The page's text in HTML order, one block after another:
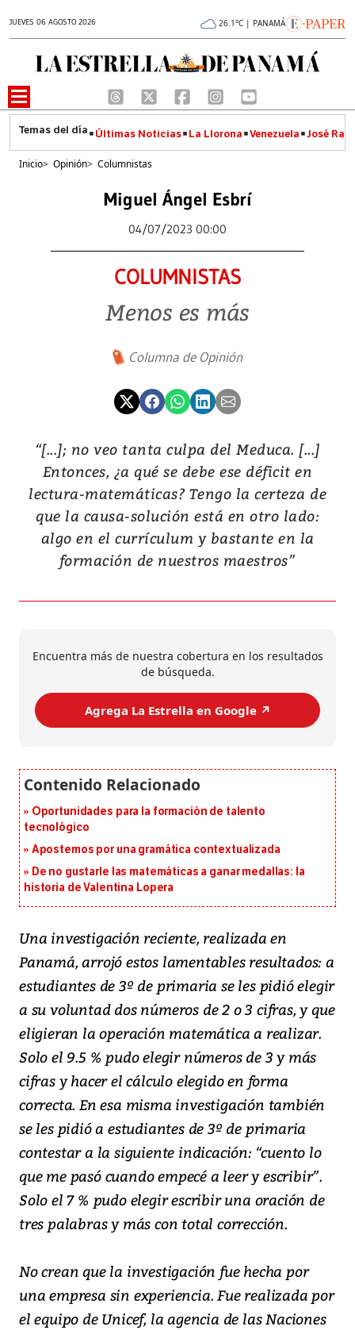
JUEVES 06 AGOSTO 2026 26.1°C | PANAMÁ
Últimas Noticias La Llorona Venezuela José
Inicio> Opinión> Columnistas
Miguel Ángel Esbrí
04/07/2023 00:00
COLUMNISTAS
Menos es más
Columna de Opinión
“[...]; no veo tanta culpa del Meduca. [...]
Entonces, ¿a qué se debe ese déficit en
lectura-matemáticas? Tengo la certeza de
que la causa-solución está en otro lado:
algo en el currículum y bastante en la
formación de nuestros maestros”
Encuentra más de nuestra cobertura en los resultados
de búsqueda.
Agrega La Estrella en Google ↗️
Oportunidades para la formación de talento
tecnológico
Apostemos por una gramática contextualizada
De no gustarle las matemáticas a ganar medallas: la
historia de Valentina Lopera
Una investigación reciente, realizada en
Panamá, arrojó estos lamentables resultados: a
estudiantes de 3º de primaria se les pidió elegir
a su voluntad dos números de 2 o 3 cifras, y que
eligieran la operación matemática a realizar.
Solo el 9.5 % pudo elegir números de 3 y más
cifras y hacer el cálculo elegido en forma
correcta. En esa misma investigación también
se les pidió a estudiantes de 3º de primaria
contestar a la siguiente indicación: “cuento lo
que me pasó cuando empecé a leer y escribir”.
Solo el 7 % pudo elegir escribir una oración de
tres palabras y más con total corrección.
No crean que la investigación fue hecha por
una empresa sin experiencia. Fue realizada por
el equipo de Unicef, la agencia de las Naciones